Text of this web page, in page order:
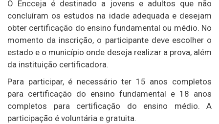
O Encceja é destinado a jovens e adultos que não
concluíram os estudos na idade adequada e desejam
obter certificação do ensino fundamental ou médio. No
momento da inscrição, o participante deve escolher o
estado e o município onde deseja realizar a prova, além
da instituição certificadora.
Para participar, é necessário ter 15 anos completos
para certificação do ensino fundamental e 18 anos
completos para certificação do ensino médio. A
participação é voluntária e gratuita.